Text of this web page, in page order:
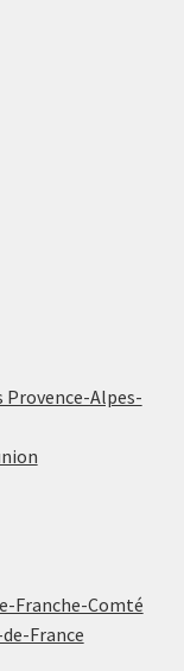
Provence-Alpes-
Franche-Comté
France